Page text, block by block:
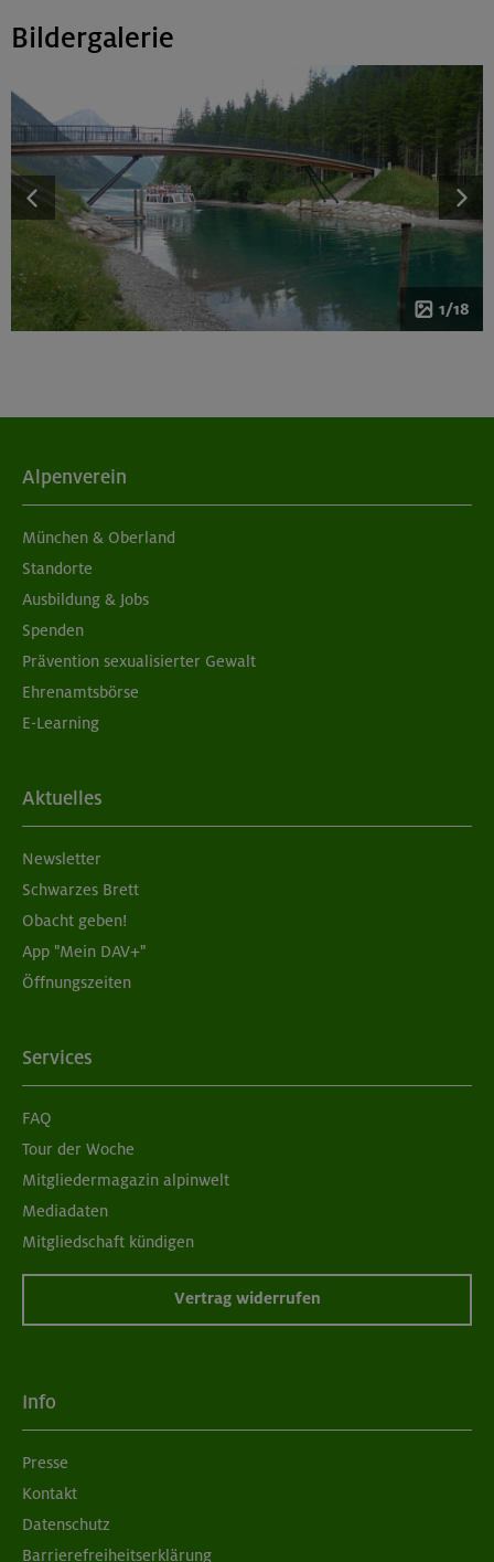
Bildergalerie
1/18
Alpenverein
München & Oberland
Standorte
Ausbildung & Jobs
Spenden
Prävention sexualisierter Gewalt
Ehrenamtsbörse
E-Learning
Aktuelles
Newsletter
Schwarzes Brett
Obacht geben!
App "Mein DAV+"
Öffnungszeiten
Services
FAQ
Tour der Woche
Mitgliedermagazin alpinwelt
Mediadaten
Mitgliedschaft kündigen
Vertrag widerrufen
Info
Presse
Kontakt
Datenschutz
Barrierefreiheitserklärung